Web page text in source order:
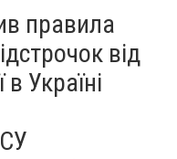
правила
від
в Україні